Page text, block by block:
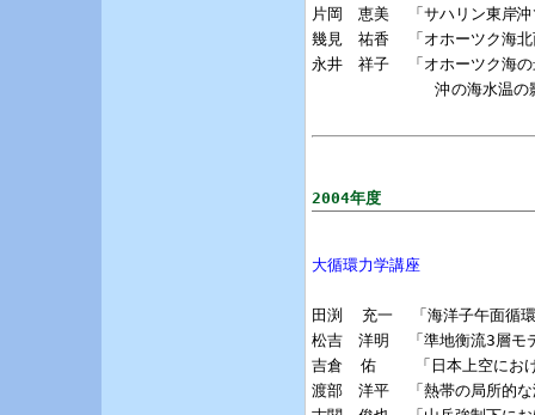
片岡　恵美  「サハリン東岸沖
幾見　祐香  「オホーツク海北
永井　祥子  「オホーツク海
沖の海水温の
2004年度
大循環力学講座
田渕  充一  「海洋子午面循環
松吉　洋明  「準地衡流3層モ
吉倉  佑    「日本上空におけ
渡部　洋平  「熱帯の局所的な